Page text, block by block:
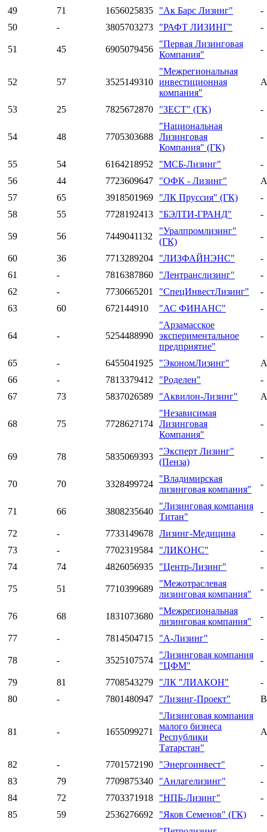
49
71 1656025835 "Ак Барс Лизинг"
-
50
- 3805703273 "РАФТ ЛИЗИНГ" -
51 45 6905079456
"Первая Лизинговая
Компания"
-
52 57 3525149310
"Межрегиональная
инвестиционная
компания"
53 25 7825672870 "ЗЕСТ" (ГК) -
54 48 7705303688
"Национальная
Лизинговая
Компания" (ГК)
-
55 54 6164218952 "МСБ-Лизинг"
-
56
44 7723609647 "ОФК - Лизинг"
57
65 3918501969 "ЛК Пруссия" (ГК)
-
58
55 7728192413 "БЭЛТИ-ГРАНД" -
59 56 7449041132
"Уралпромлизинг"
(ГК)
-
60 36 7713289204 "ЛИЗФАЙНЭНС"
-
61
- 7816387860 "Лентранслизинг"
-
62
- 7730665201 "СпецИнвестЛизинг"
-
63
60 672144910 "АС ФИНАНС" -
64 - 5254488990
"Арзамасское
экспериментальное
предприятие"
-
65 - 6455041925 "ЭкономЛизинг"
66
- 7813379412 "Роделен"
-
67
73 5837026589 "Аквилон-Лизинг"
68 75 7728627174
"Независимая
Лизинговая
Компания"
-
69 78 5835069393
"Эксперт Лизинг"
(Пенза)
-
70 70 3328499724
"Владимирская
лизинговая компания"
-
71 66 3808235640
"Лизинговая компания
Титан"
-
72 - 7733149678 Лизинг-Медицина
-
73
- 7702319584 "ЛИКОНС"
-
74
74 4826056935 "Центр-Лизинг" -
75 51 7710399689
"Межотраслевая
лизинговая компания"
-
76 68 1831073680
"Межрегиональная
лизинговая компания"
-
77 - 7814504715 "А-Лизинг" -
78 - 3525107574
"Лизинговая компания
"ЦФМ"
-
79 81 7708543279 "ЛК "ЛИАКОН"
-
80
- 7801480947 "Лизинг-Проект"
81 - 1655099271
"Лизинговая компания
малого бизнеса
Республики
Татарстан"
82 - 7701572190 "Энергоинвест"
-
83
79 7709875340 "Анлагелизинг"
-
84
72 7703371918 "НПБ-Лизинг"
-
85
59 2536276692 "Яков Семенов" (ГК) -